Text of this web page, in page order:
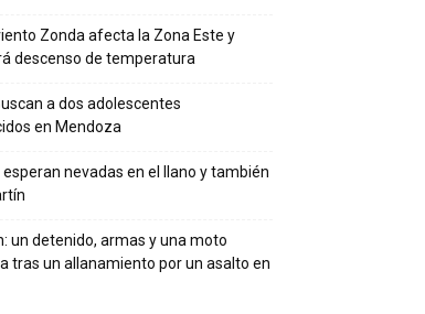
Zonda afecta la Zona Este y
descenso de temperatura
a dos adolescentes
en Mendoza
esperan nevadas en el llano y también
un detenido, armas y una moto
tras un allanamiento por un asalto en